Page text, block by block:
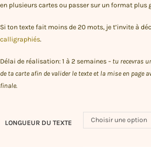
en plusieurs cartes ou passer sur un format plus
Si ton texte fait moins de 20 mots, je t’invite à
calligraphiés.
Délai de réalisation: 1 à 2 semaines – tu recevras
de ta carte afin de valider le texte et la mise en page
finale.
LONGUEUR DU TEXTE Choisir une option